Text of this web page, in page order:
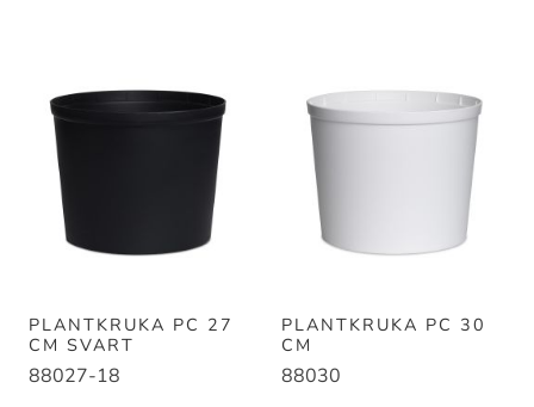
PLANTKRUKA PC 27
CM SVART
88027-18
PLANTKRUKA PC 30
CM
88030